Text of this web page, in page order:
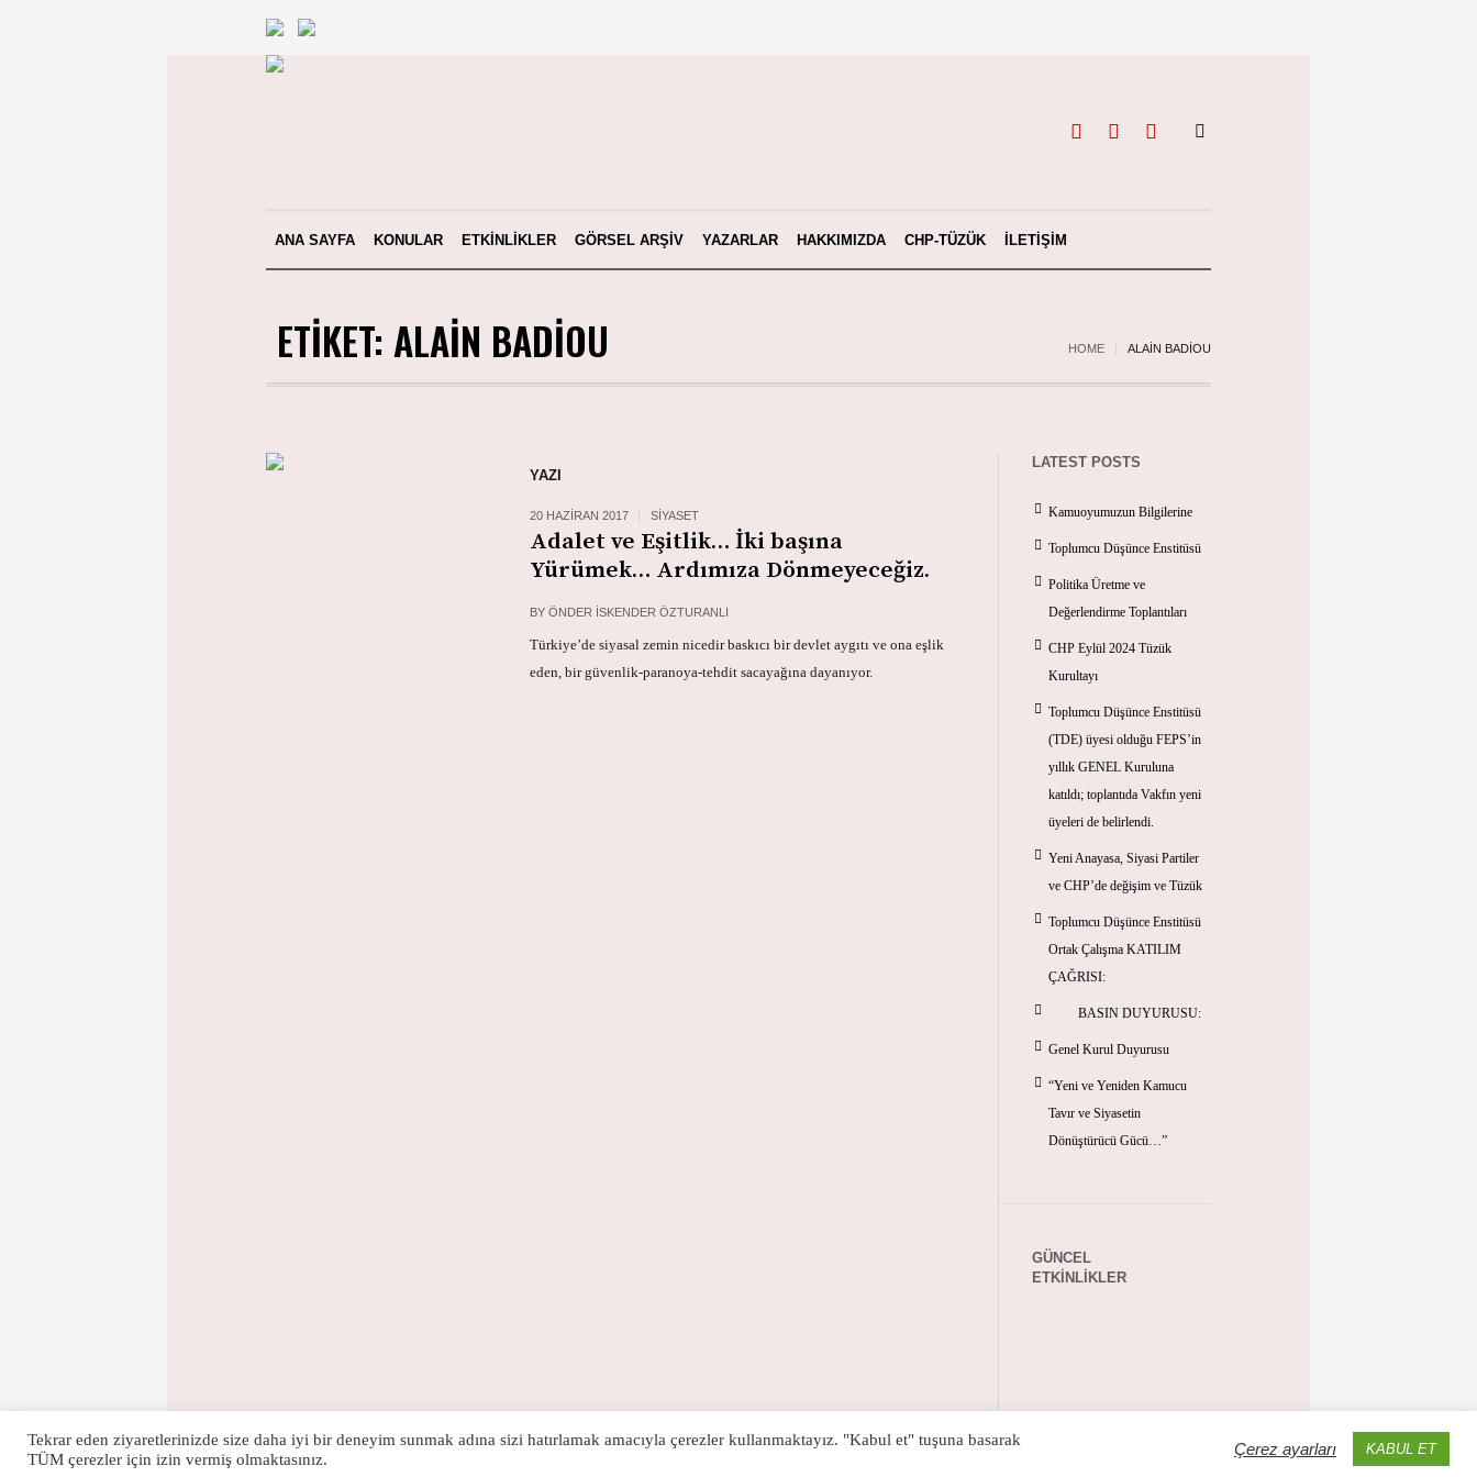
ANA SAYFA KONULAR ETKINLIKLER GÖRSEL ARŞIV YAZARLAR HAKKIMIZDA CHP-TÜZÜK İLETIŞIM
ETIKET: ALAIN BADIOU HOME ALAIN BADIOU
YAZI
20 HAZIRAN 2017 SIYASET
Adalet ve Eşitlik… İki başına
Yürümek… Ardımıza Dönmeyeceğiz.
BY ÖNDER İSKENDER ÖZTURANLI
Türkiye’de siyasal zemin nicedir baskıcı bir devlet aygıtı ve ona eşlik
eden, bir güvenlik-paranoya-tehdit sacayağına dayanıyor.
LATEST POSTS
Kamuoyumuzun Bilgilerine
Toplumcu Düşünce Enstitüsü
Politika Üretme ve
Değerlendirme Toplantıları
CHP Eylül 2024 Tüzük
Kurultayı
Toplumcu Düşünce Enstitüsü
(TDE) üyesi olduğu FEPS’in
yıllık GENEL Kuruluna
katıldı; toplantıda Vakfın yeni
üyeleri de belirlendi.
Yeni Anayasa, Siyasi Partiler
ve CHP’de değişim ve Tüzük
Toplumcu Düşünce Enstitüsü
Ortak Çalışma KATILIM
ÇAĞRISI:
BASIN DUYURUSU:
Genel Kurul Duyurusu
“Yeni ve Yeniden Kamucu
Tavır ve Siyasetin
Dönüştürücü Gücü…”
GÜNCEL
ETKINLIKLER
Tekrar eden ziyaretlerinizde size daha iyi bir deneyim sunmak adına sizi hatırlamak amacıyla çerezler kullanmaktayız. "Kabul et" tuşuna basarak
TÜM çerezler için izin vermiş olmaktasınız.
Çerez ayarları KABUL ET